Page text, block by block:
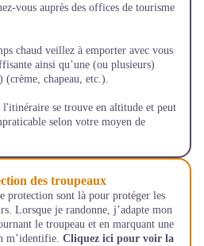
vous auprès des offices de tourisme
chaud veillez à emporter avec vous
ainsi qu’une (ou plusieurs)
(crème, chapeau, etc.).
se trouve en altitude et peut
selon votre moyen de
des troupeaux
protection sont là pour protéger les
Lorsque je randonne, j’adapte mon
le troupeau et en marquant une
m’identifie. Cliquez ici pour voir la